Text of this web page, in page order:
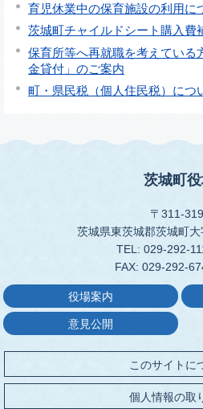
育児休業中の保育施設の利用に
茨城町チャイルドシート購入費
保育所等へ再就職を考えている
金貸付」のご案内
町・県民税（個人住民税）につ
茨城町
〒311-
茨城県東茨城郡茨城町
TEL: 029-292-
FAX: 029-292-
役場案内
意見公開
このサイトに
個人情報の取